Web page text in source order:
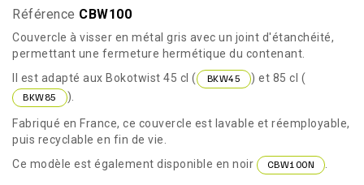
Référence CBW100
Couvercle à visser en métal gris avec un joint d'étanchéité,
permettant une fermeture hermétique du contenant.
Il est adapté aux Bokotwist 45 cl (
BKW45 ) et 85 cl (
BKW85 ).
Fabriqué en France, ce couvercle est lavable et réemployable,
puis recyclable en fin de vie.
Ce modèle est également disponible en noir
CBW100N